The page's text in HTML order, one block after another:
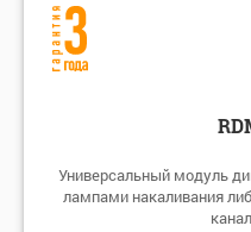
Универсальный модуль
лампами накаливания